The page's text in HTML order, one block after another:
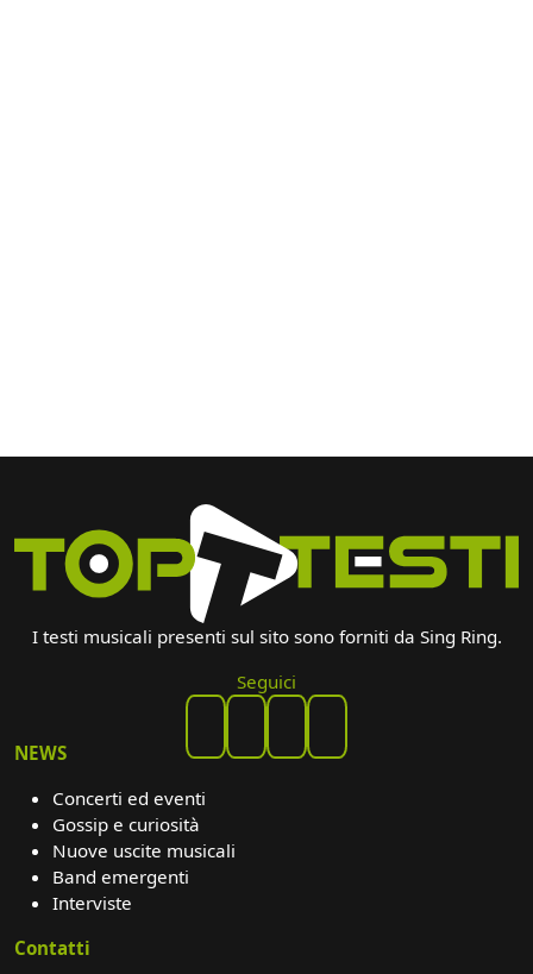
I testi musicali presenti sul sito sono forniti da Sing Ring.
Seguici
NEWS
Concerti ed eventi
Gossip e curiosità
Nuove uscite musicali
Band emergenti
Interviste
Contatti